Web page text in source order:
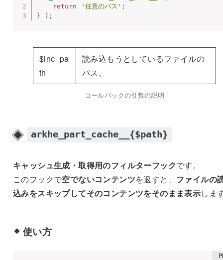
return
'任意のパス' ;
}
) ;
$inc_pa
th
読み込もうとしているファイルの
パス。
コールバックの引数の説明
arkhe_part_cache__{$path}
キャッシュ生成・取得用のフィルターフックです。
このフックで空でないコンテンツを返すと、 ファイルの
込みをスキップしてそのコンテンツをそのまま表示しま
使い方